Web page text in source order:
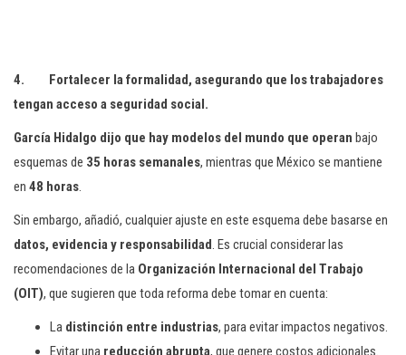
4. Fortalecer la formalidad, asegurando que los trabajadores
tengan acceso a seguridad social.
García Hidalgo dijo que hay modelos del mundo que operan bajo
esquemas de 35 horas semanales, mientras que México se mantiene
en 48 horas.
Sin embargo, añadió, cualquier ajuste en este esquema debe basarse en
datos, evidencia y responsabilidad. Es crucial considerar las
recomendaciones de la Organización Internacional del Trabajo
(OIT), que sugieren que toda reforma debe tomar en cuenta:
La distinción entre industrias, para evitar impactos negativos.
Evitar una reducción abrupta, que genere costos adicionales.